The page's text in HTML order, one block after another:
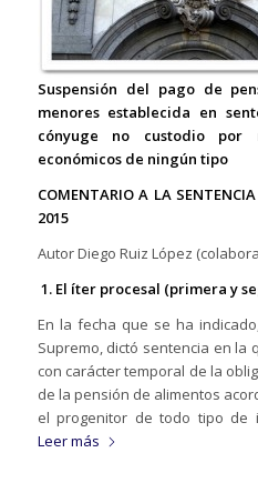
Suspensión del pago de
menores establecida en
cónyuge no custodio por
económicos de ningún tipo
COMENTARIO A LA
2015
Autor Diego Ruiz López
1. El íter procesal (primera y
En la fecha que se ha
Supremo, dictó sentencia en la
con carácter temporal de la
de la pensión de alimentos
el progenitor de todo tipo de
Leer más